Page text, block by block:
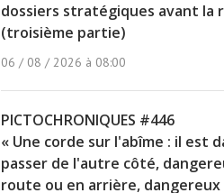
dossiers stratégiques avant la
(troisième partie)
06 / 08 / 2026 à 08:00
PICTOCHRONIQUES #446
« Une corde sur l'abîme : il est
passer de l'autre côté,
route ou en arrière,